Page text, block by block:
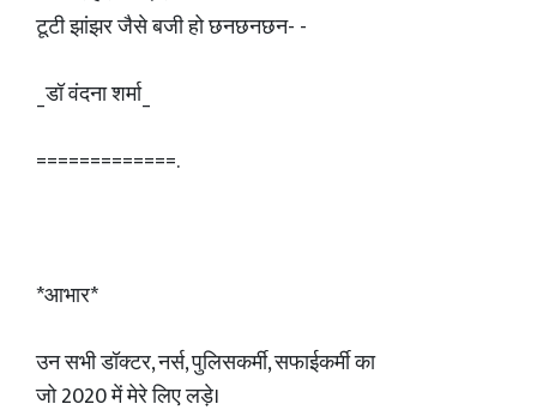
टूटी झांझर जैसे बजी हो छनछनछन- -
_डॉ वंदना शर्मा_
=============.
*आभार*
उन सभी डॉक्टर, नर्स, पुलिसकर्मी, सफाईकर्मी का
जो 2020 में मेरे लिए लड़े।